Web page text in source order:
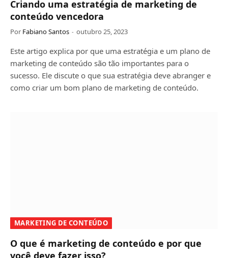
Criando uma estratégia de marketing de
conteúdo vencedora
Por Fabiano Santos outubro 25, 2023
Este artigo explica por que uma estratégia e um plano de
marketing de conteúdo são tão importantes para o
sucesso. Ele discute o que sua estratégia deve abranger e
como criar um bom plano de marketing de conteúdo.
MARKETING DE CONTEÚDO
O que é marketing de conteúdo e por que
você deve fazer isso?